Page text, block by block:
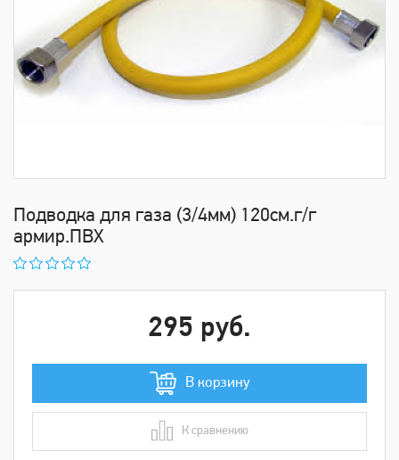
Подводка для газа (3/4мм) 120см.г/г
армир.ПВХ
295 руб.
В корзину
К сравнению
В сравнении